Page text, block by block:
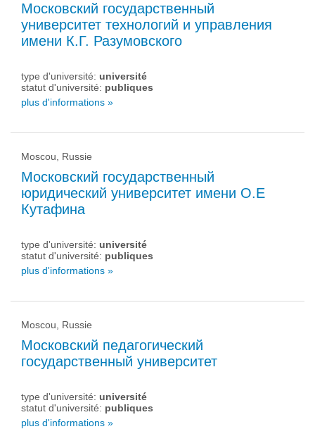
Московский государственный
университет технологий и управления
имени К.Г. Разумовского
type d'université: université
statut d'université: publiques
plus d'informations »
Moscou, Russie
Московский государственный
юридический университет имени О.Е
Кутафина
type d'université: université
statut d'université: publiques
plus d'informations »
Moscou, Russie
Московский педагогический
государственный университет
type d'université: université
statut d'université: publiques
plus d'informations »